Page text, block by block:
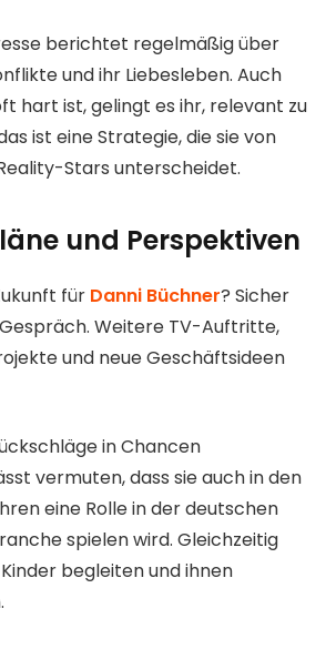
berichtet regelmäßig über
und ihr Liebesleben. Auch
hart ist, gelingt es ihr, relevant zu
ist eine Strategie, die sie von
Stars unterscheidet.
und Perspektiven
für Danni Büchner? Sicher
Weitere TV-Auftritte,
und neue Geschäftsideen
in Chancen
vermuten, dass sie auch in den
eine Rolle in der deutschen
spielen wird. Gleichzeitig
begleiten und ihnen